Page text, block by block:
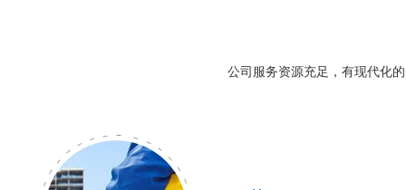
公司服务资源充足，有现代化